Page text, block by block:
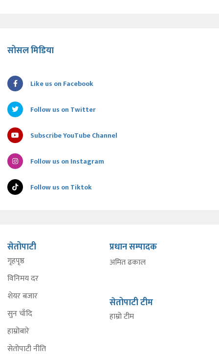
सोसल मिडिया
Like us on Facebook
Follow us on Twitter
Subscribe YouTube Channel
Follow us on Instagram
Follow us on Tiktok
सेतोपाटी
गृहपृष्ठ
विनिमय दर
शेयर बजार
सुन चाँदि
हाम्रोबारे
सेतोपाटी नीति
प्रधान सम्पादक
अमित ढकाल
सेतोपाटी टीम
हाम्रो टीम